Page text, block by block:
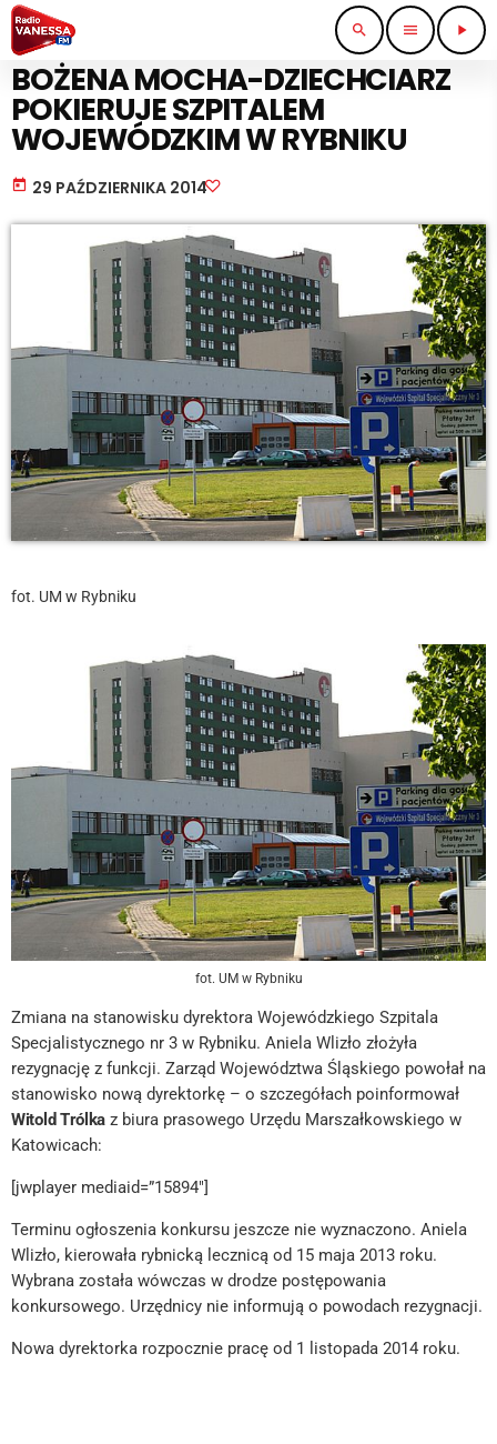
search menu play_arrow
WIADOMOŚCI
BOŻENA MOCHA-DZIECHCIARZ
POKIERUJE SZPITALEM
WOJEWÓDZKIM W RYBNIKU
today 29 PAŹDZIERNIKA 2014
fot. UM w Rybniku
fot. UM w Rybniku
Zmiana na stanowisku dyrektora Wojewódzkiego Szpitala
Specjalistycznego nr 3 w Rybniku. Aniela Wlizło złożyła
rezygnację z funkcji. Zarząd Województwa Śląskiego powołał na
stanowisko nową dyrektorkę – o szczegółach poinformował
Witold Trólka z biura prasowego Urzędu Marszałkowskiego w
Katowicach:
[jwplayer mediaid=”15894″]
Terminu ogłoszenia konkursu jeszcze nie wyznaczono. Aniela
Wlizło, kierowała rybnicką lecznicą od 15 maja 2013 roku.
Wybrana została wówczas w drodze postępowania
konkursowego. Urzędnicy nie informują o powodach rezygnacji.
Nowa dyrektorka rozpocznie pracę od 1 listopada 2014 roku.